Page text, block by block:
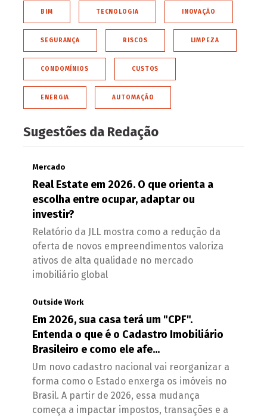
BIM TECNOLOGIA INOVAÇÃO
SEGURANÇA RISCOS LIMPEZA
CONDOMÍNIOS CUSTOS
ENERGIA AUTOMAÇÃO
Sugestões da Redação
Mercado
Real Estate em 2026. O que orienta a
escolha entre ocupar, adaptar ou
investir?
Relatório da JLL mostra como a redução da
oferta de novos empreendimentos valoriza
ativos de alta qualidade no mercado
imobiliário global
Outside Work
Em 2026, sua casa terá um "CPF".
Entenda o que é o Cadastro Imobiliário
Brasileiro e como ele afe...
Um novo cadastro nacional vai reorganizar a
forma como o Estado enxerga os imóveis no
Brasil. A partir de 2026, essa mudança
começa a impactar impostos, transações e a